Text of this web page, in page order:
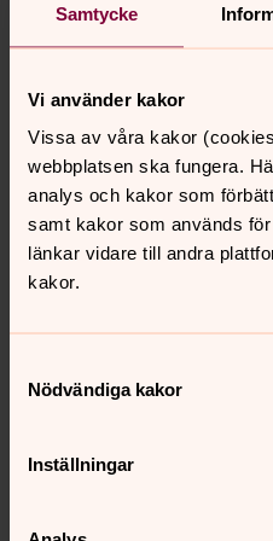
Samtycke
Vi använder kakor
Vissa av våra kakor
webbplatsen ska fungera.
analys och kakor som
samt kakor som används
länkar vidare till andra
kakor.
Nödvändiga kakor
Inställningar
Vigsel -
gifter sig utan också för släkt
Dopet - livets
Kanske är det en ny liten
så väljer du att döpas
välkommen till dop! Här
#konfakarlstad
Ett år med konfa! Nya
och upplevelser. Vi pratar
kärleken och